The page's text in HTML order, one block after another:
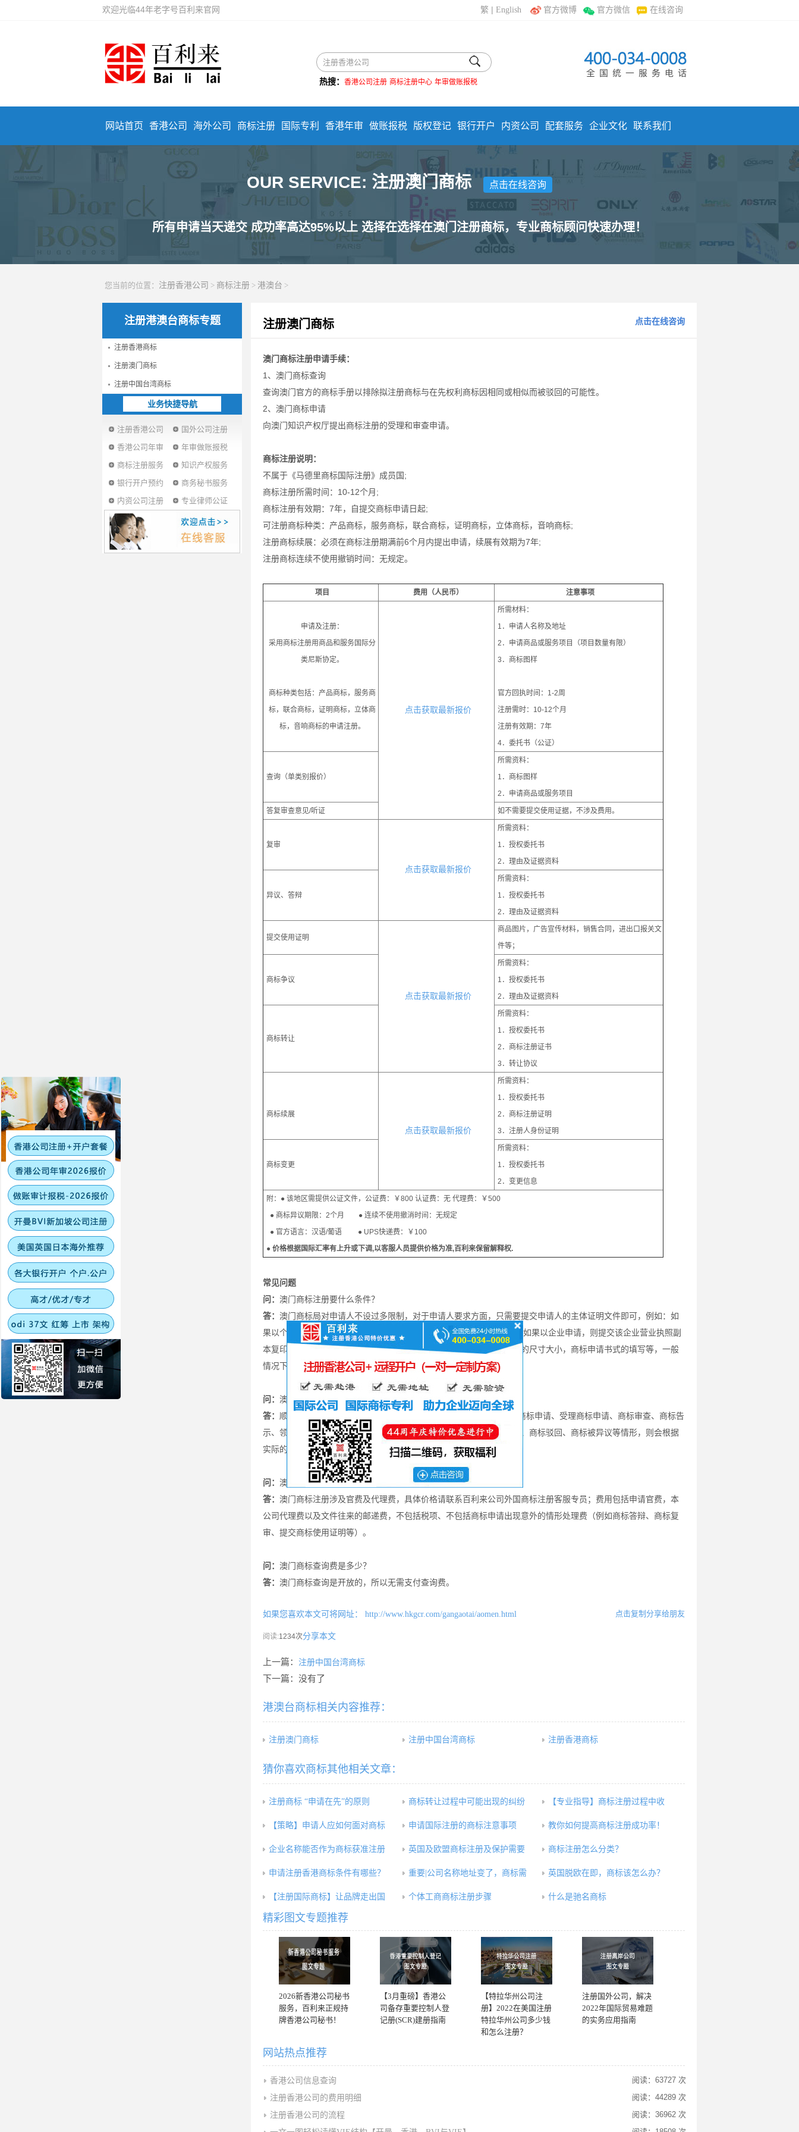
欢迎光临44年老字号百利来官网 繁 |English 官方微博 官方微信 在线咨询
热搜： 香港公司注册 商标注册中心 年审做账报税
网站首页 香港公司 海外公司 商标注册 国际专利 香港年审 做账报税 版权登记 银行开户 内资公司 配套服务 企业文化 联系我们
OUR SERVICE: 注册澳门商标 点击在线咨询
所有申请当天递交 成功率高达95%以上 选择在选择在澳门注册商标，专业商标顾问快速办理！
您当前的位置： 注册香港公司 > 商标注册 > 港澳台 >
注册港澳台商标专题
注册香港商标
注册澳门商标
注册中国台湾商标
业务快捷导航
注册香港公司
国外公司注册
香港公司年审
年审做账报税
商标注册服务
知识产权服务
银行开户预约
商务秘书服务
内资公司注册
专业律师公证
注册澳门商标 点击在线咨询
澳门商标注册申请手续：
1、澳门商标查询
查询澳门官方的商标手册以排除拟注册商标与在先权利商标因相同或相似而被驳回的可能性。
2、澳门商标申请
向澳门知识产权厅提出商标注册的受理和审查申请。
商标注册说明：
不属于《马德里商标国际注册》成员国;
商标注册所需时间：10-12个月;
商标注册有效期：7年，自提交商标申请日起;
可注册商标种类：产品商标，服务商标，联合商标，证明商标，立体商标，音响商标;
注册商标续展：必须在商标注册期满前6个月内提出申请，续展有效期为7年;
注册商标连续不使用撤销时间：无规定。
项目 费用（人民币） 注意事项
申请及注册：
采用商标注册用商品和服务国际分
类尼斯协定。
商标种类包括：产品商标，服务商
标，联合商标，证明商标，立体商
标，音响商标的申请注册。
点击获取最新报价
所需材料：
1．申请人名称及地址
2．申请商品或服务项目（项目数量有限）
3．商标图样
官方回执时间：1-2周
注册需时：10-12个月
注册有效期：7年
4．委托书（公证）
查询（单类别报价）
所需资料：
1．商标图样
2．申请商品或服务项目
答复审查意见/听证 如不需要提交使用证据，不涉及费用。
复审
点击获取最新报价
所需资料：
1．授权委托书
2．理由及证据资料
异议、答辩
所需资料：
1．授权委托书
2．理由及证据资料
提交使用证明
点击获取最新报价
商品图片，广告宣传材料，销售合同，进出口报关文
件等；
商标争议
所需资料：
1．授权委托书
2．理由及证据资料
商标转让
所需资料：
1．授权委托书
2．商标注册证书
3．转让协议
商标续展
点击获取最新报价
所需资料：
1．授权委托书
2．商标注册证明
3．注册人身份证明
商标变更
所需资料：
1．授权委托书
2．变更信息
附：● 该地区需提供公证文件，公证费：￥800 认证费：无 代理费：￥500
● 商标异议期限：2个月 ● 连续不使用撤消时间：无规定
● 官方语言：汉语/葡语 ● UPS快递费：￥100
● 价格根据国际汇率有上升或下调,以客服人员提供价格为准,百利来保留解释权.
常见问题
问： 澳门商标注册要什么条件？
答： 澳门商标局对申请人不设过多限制，对于申请人要求方面，只需要提交申请人的主体证明文件即可，例如：如
果以个人名义申请澳门商标，则需要提交该个人的身份证/护照复印件，如果以企业申请，则提交该企业营业执照副
本复印件即可。除此之外，就是对商标注册的规范要求，例如商标图样的尺寸大小，商标申请书式的填写等，一般
情况下，作为商标代理机构，他们的代理人都会帮忙按要求做好的。
问： 澳门商标注册要多长时间？
答： 顺利的情况下，澳门商标注册的时间跨度为10-12个月，包括提交商标申请、受理商标申请、商标审查、商标告
示、领取商标证书这五个阶段。如果在申请或审查过程中出现商标补正、商标驳回、商标被异议等情形，则会根据
实际的处理而出现相应的时间流程。
问： 澳门商标注册要多少钱？
答： 澳门商标注册涉及官费及代理费，具体价格请联系百利来公司外国商标注册客服专员；费用包括申请官费，本
公司代理费以及文件往来的邮递费，不包括税项、不包括商标申请出现意外的情形处理费（例如商标答辩、商标复
审、提交商标使用证明等）。
问： 澳门商标查询费是多少？
答： 澳门商标查询是开放的，所以无需支付查询费。
如果您喜欢本文可将网址： http://www.hkgcr.com/gangaotai/aomen.html 点击复制分享给朋友
阅读:1234次分享本文
上一篇： 注册中国台湾商标
下一篇：没有了
港澳台商标相关内容推荐：
注册澳门商标 注册中国台湾商标 注册香港商标
猜你喜欢商标其他相关文章：
注册商标 “申请在先”的原则 商标转让过程中可能出现的纠纷 【专业指导】商标注册过程中收
【策略】申请人应如何面对商标 申请国际注册的商标注意事项 教你如何提高商标注册成功率！
企业名称能否作为商标获准注册 英国及欧盟商标注册及保护需要 商标注册怎么分类？
申请注册香港商标条件有哪些？ 重要|公司名称地址变了，商标需 英国脱欧在即，商标该怎么办？
【注册国际商标】让品牌走出国 个体工商商标注册步骤 什么是驰名商标
精彩图文专题推荐
2026新香港公司秘书
服务，百利来正规持
牌香港公司秘书！
【3月重磅】香港公
司备存重要控制人登
记册(SCR)建册指南
【特拉华州公司注
册】2022在美国注册
特拉华州公司多少钱
和怎么注册？
注册国外公司，解决
2022年国际贸易难题
的实务应用指南
网站热点推荐
香港公司信息查询
阅读：63727 次
注册香港公司的费用明细
阅读：44289 次
注册香港公司的流程
阅读：36962 次